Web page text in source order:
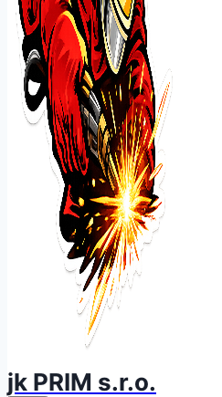
jk PRIM s.r.o.